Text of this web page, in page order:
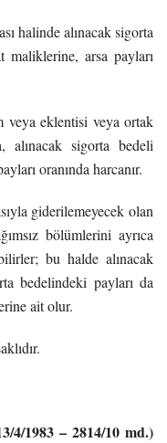
halinde alınacak sigorta
maliklerine, arsa payları
veya eklentisi veya ortak
alınacak sigorta bedeli
oranında harcanır.
giderilemeyecek olan
bölümlerini ayrıca
bu halde alınacak
bedelindeki payları da
ait olur.
4/1983 – 2814/10 md.)